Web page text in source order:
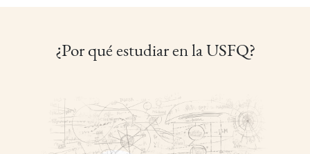
¿Por qué estudiar en la USFQ?